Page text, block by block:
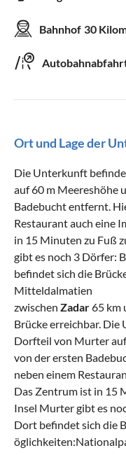
Bahnhof 30
Ort und Lage der
Die Unterkunft
auf 60 m Meereshöhe
Badebucht entfernt.
Restaurant auch eine
in 15 Minuten zu Fuß
gibt es noch 3 Dörfer:
befindet sich die
Mitteldalmatien
zwischen Zadar65 km
Brücke erreichbar.
Dorfteil von Murter
von der ersten
neben einem
Das Zentrum ist in 15
Insel Murter gibt es
Dort befindet sich die